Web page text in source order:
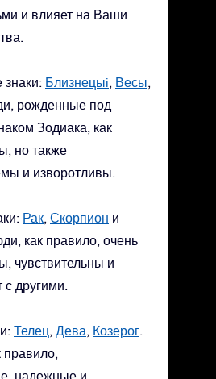
и влияет на Ваши
Близнецыi, Весы,
рожденные под
Зодиака, как
но также
и изворотливы.
Рак, Скорпион и
как правило, очень
чувствительны и
другими.
Телец, Дева, Козерог.
правило,
надежные и